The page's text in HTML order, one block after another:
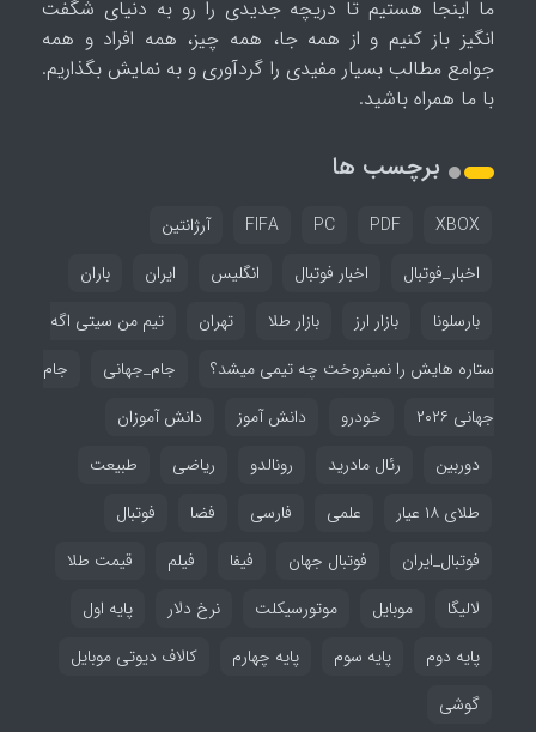
ما اینجا هستیم تا دریچه جدیدی را رو به دنیای شگفت
انگیز باز کنیم و از همه جا، همه چیز، همه افراد و همه
جوامع مطالب بسیار مفیدی را گردآوری و به نمایش بگذاریم.
با ما همراه باشید.
برچسب ها
FIFA PC PDF XBOX
آرژانتین
اخبار_فوتبال
اخبار فوتبال انگلیس ایران
باران
بارسلونا
بازار ارز بازار طلا تهران
تیم من سیتی اگه
ستاره هایش را نمیفروخت چه تیمی میشد؟
جام_جهانی
جام
جهانی ۲۰۲۶
خودرو دانش آموز
دانش آموزان
دوربین
رئال مادرید رونالدو ریاضی
طبیعت
طلای ۱۸ عیار
علمی فارسی فضا
فوتبال
فوتبال_ایران
فوتبال جهان فیفا فیلم
قیمت طلا
لالیگا
موبایل موتورسیکلت نرخ دلار
پایه اول
پایه دوم
پایه سوم پایه چهارم
کالاف دیوتی موبایل
گوشی